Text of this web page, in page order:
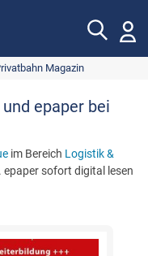
Magazin
epaper bei
im Bereich Logistik &
epaper sofort digital lesen